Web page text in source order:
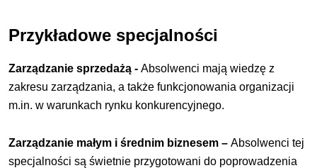
Przykładowe specjalności
Zarządzanie sprzedażą -Absolwenci mają wiedzę z
zakresu zarządzania, a także funkcjonowania organizacji
m.in. w warunkach rynku konkurencyjnego.
Zarządzanie małym i średnim biznesem –Absolwenci tej
specjalności są świetnie przygotowani do poprowadzenia